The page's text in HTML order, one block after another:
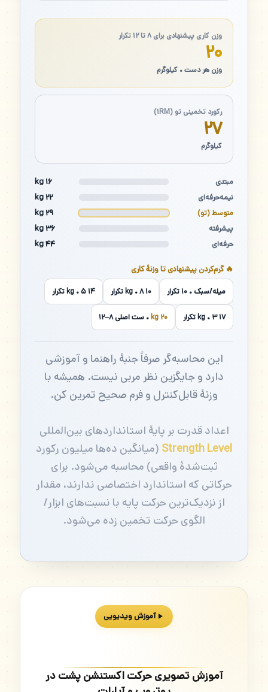
وزن کاری پیشنهادی برای ۸ تا ۱۲ تکرار
۲۰
وزن هر دست • کیلوگرم
رکورد تخمینی تو (۱RM)
۲۷
کیلوگرم
مبتدی ۱۶ kg
نیمه‌حرفه‌ای ۲۲ kg
متوسط (تو) ۲۹ kg
پیشرفته ۳۶ kg
حرفه‌ای ۴۴ kg
🔥 گرم‌کردن پیشنهادی تا وزنهٔ کاری
میله/سبک • ۱۰ تکرار ۱۰ kg • ۸ تکرار ۱۴ kg • ۵ تکرار
۱۷ kg • ۳ تکرار ۲۰ kg • ست اصلی ۸–۱۲
این محاسبه‌گر صرفاً جنبهٔ راهنما و آموزشی
دارد و جایگزین نظر مربی نیست. همیشه با
وزنهٔ قابل‌کنترل و فرم صحیح تمرین کن.
اعداد قدرت بر پایهٔ استانداردهای بین‌المللی
Strength Level (میانگین ده‌ها میلیون رکورد
ثبت‌شدهٔ واقعی) محاسبه می‌شود. برای
حرکاتی که استاندارد اختصاصی ندارند، مقدار
از نزدیک‌ترین حرکت پایه با نسبت‌های ابزار/
الگوی حرکت تخمین زده می‌شود.
آموزش ویدیویی
آموزش تصویری حرکت اکستنشن پشت در